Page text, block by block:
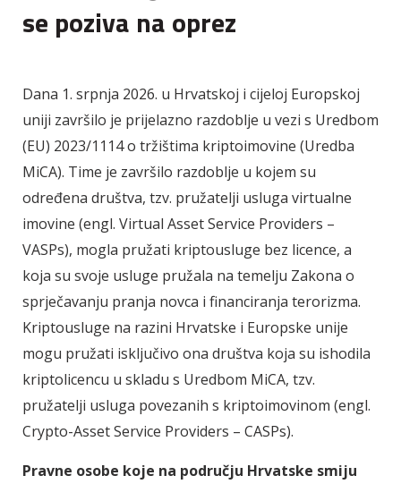
se poziva na oprez
Dana 1. srpnja 2026. u Hrvatskoj i cijeloj Europskoj
uniji završilo je prijelazno razdoblje u vezi s Uredbom
(EU) 2023/1114 o tržištima kriptoimovine (Uredba
MiCA). Time je završilo razdoblje u kojem su
određena društva, tzv. pružatelji usluga virtualne
imovine (engl. Virtual Asset Service Providers –
VASPs), mogla pružati kriptousluge bez licence, a
koja su svoje usluge pružala na temelju Zakona o
sprječavanju pranja novca i financiranja terorizma.
Kriptousluge na razini Hrvatske i Europske unije
mogu pružati isključivo ona društva koja su ishodila
kriptolicencu u skladu s Uredbom MiCA, tzv.
pružatelji usluga povezanih s kriptoimovinom (engl.
Crypto-Asset Service Providers – CASPs).
Pravne osobe koje na području Hrvatske smiju